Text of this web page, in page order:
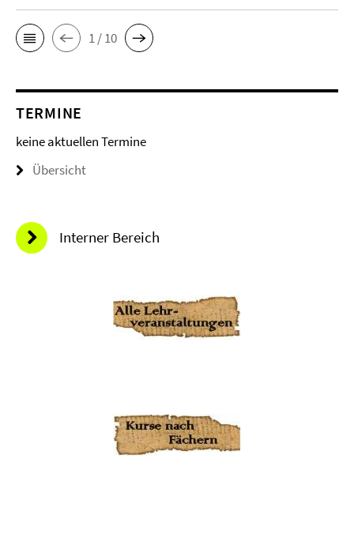
1 / 10
TERMINE
keine aktuellen Termine
Übersicht
Interner Bereich